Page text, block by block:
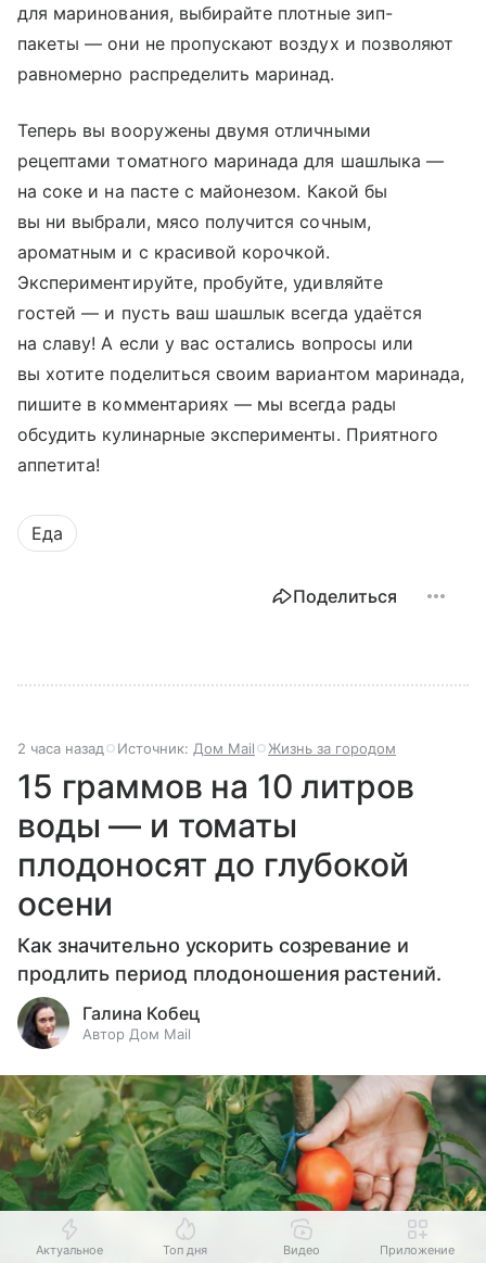
для маринования, выбирайте плотные зип-
пакеты — они не пропускают воздух и позволяют
равномерно распределить маринад.
Теперь вы вооружены двумя отличными
рецептами томатного маринада для шашлыка —
на соке и на пасте с майонезом. Какой бы
вы ни выбрали, мясо получится сочным,
ароматным и с красивой корочкой.
Экспериментируйте, пробуйте, удивляйте
гостей — и пусть ваш шашлык всегда удаётся
на славу! А если у вас остались вопросы или
вы хотите поделиться своим вариантом маринада,
пишите в комментариях — мы всегда рады
обсудить кулинарные эксперименты. Приятного
аппетита!
Еда
Поделиться
2 часа назад Источник: Дом Mail Жизнь за городом
15 граммов на 10 литров
воды — и томаты
плодоносят до глубокой
осени
Как значительно ускорить созревание и
продлить период плодоношения растений.
Галина Кобец
Автор Дом Mail
Актуальное Топ дня Видео Приложение